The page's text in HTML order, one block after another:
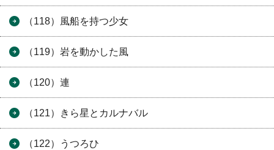
（118）風船を持つ少女
（119）岩を動かした風
（120）連
（121）きら星とカルナバル
（122）うつろひ